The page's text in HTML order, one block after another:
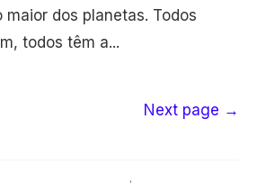
maior dos planetas. Todos
todos têm a...
Next page →